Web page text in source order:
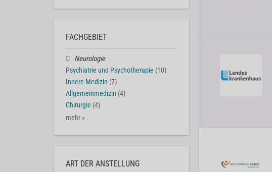
FACHGEBIET
Neurologie
Psychiatrie und Psychotherapie (10)
Innere Medizin (7)
Allgemeinmedizin (4)
Chirurgie (4)
mehr »
ART DER ANSTELLUNG